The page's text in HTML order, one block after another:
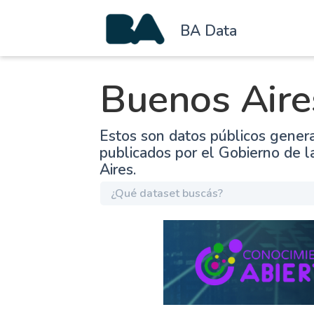
BA Data
Buenos
Estos son datos públicos
publicados por el Gobierno de
Aires.